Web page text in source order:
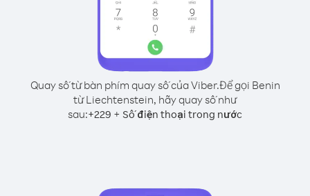
Quay số từ bàn phím quay số của Viber.Để gọi Benin
từ Liechtenstein, hãy quay số như
sau:+229 + Số điện thoại trong nước